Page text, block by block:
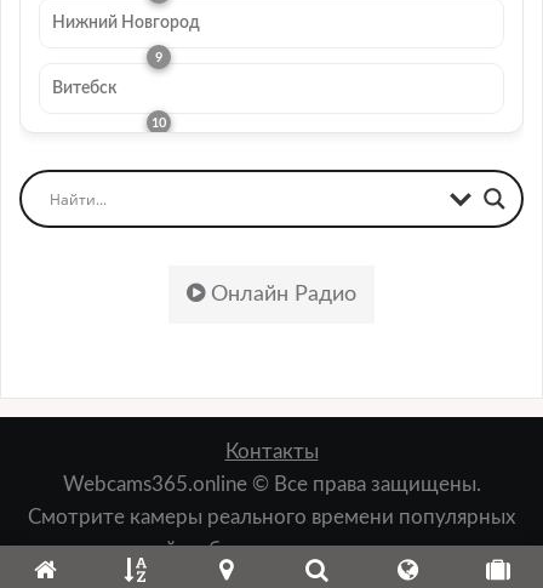
Нижний Новгород
Витебск
Онлайн Радио
Контакты
Webcams365.online © Все права защищены.
Смотрите камеры реального времени популярных
мест: пляжей, набережных, лыжных курортов,
зданий, природы и т.д.